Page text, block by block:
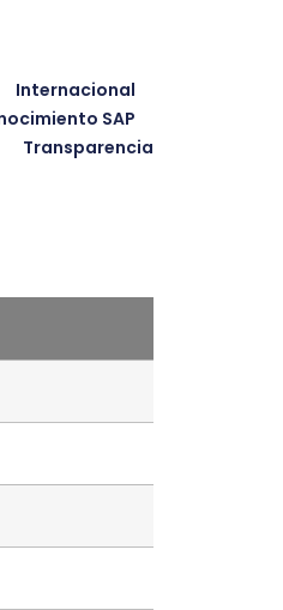
Internacional
SAP
Transparencia